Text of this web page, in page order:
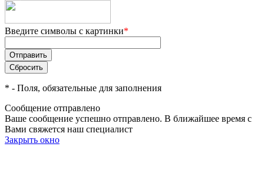
Введите символы с картинки*
* - Поля, обязательные для заполнения
Сообщение отправлено
Ваше сообщение успешно отправлено. В ближайшее время с
Вами свяжется наш специалист
Закрыть окно